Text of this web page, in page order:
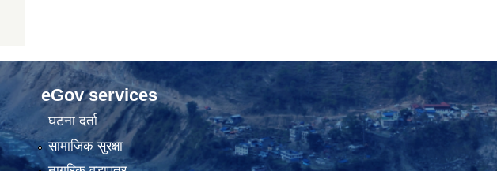
eGov services
घटना दर्ता
सामाजिक सुरक्षा